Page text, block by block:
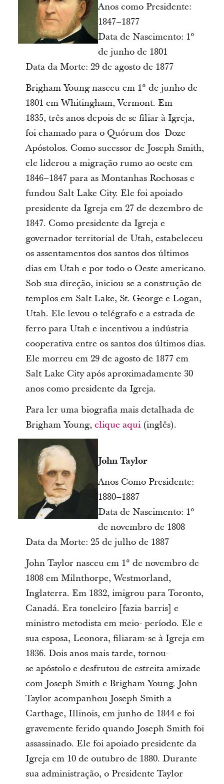
Anos como Presidente:
1847–1877
Data de Nascimento: 1°
de junho de 1801
Data da Morte: 29 de agosto de 1877
Brigham Young nasceu em 1° de junho de
1801 em Whitingham, Vermont. Em
1835, três anos depois de se filiar à Igreja,
foi chamado para o Quórum dos Doze
Apóstolos. Como sucessor de Joseph Smith,
ele liderou a migração rumo ao oeste em
1846–1847 para as Montanhas Rochosas e
fundou Salt Lake City. Ele foi apoiado
presidente da Igreja em 27 de dezembro de
1847. Como presidente da Igreja e
governador territorial de Utah, estabeleceu
os assentamentos dos santos dos últimos
dias em Utah e por todo o Oeste americano.
Sob sua direção, iniciou-se a construção de
templos em Salt Lake, St. George e Logan,
Utah. Ele levou o telégrafo e a estrada de
ferro para Utah e incentivou a indústria
cooperativa entre os santos dos últimos dias.
Ele morreu em 29 de agosto de 1877 em
Salt Lake City após aproximadamente 30
anos como presidente da Igreja.
Para ler uma biografia mais detalhada de
Brigham Young, clique aqui(inglês).
John Taylor
Anos Como Presidente:
1880–1887
Data de Nascimento: 1°
de novembro de 1808
Data da Morte: 25 de julho de 1887
John Taylor nasceu em 1° de novembro de
1808 em Milnthorpe, Westmorland,
Inglaterra. Em 1832, imigrou para Toronto,
Canadá. Era toneleiro [fazia barris] e
ministro metodista em meio- período. Ele e
sua esposa, Leonora, filiaram-se à Igreja em
1836. Dois anos mais tarde, tornou-
se apóstolo e desfrutou de estreita amizade
com Joseph Smith e Brigham Young. John
Taylor acompanhou Joseph Smith a
Carthage, Illinois, em junho de 1844 e foi
gravemente ferido quando Joseph Smith foi
assassinado. Ele foi apoiado presidente da
Igreja em 10 de outubro de 1880. Durante
sua administração, o Presidente Taylor